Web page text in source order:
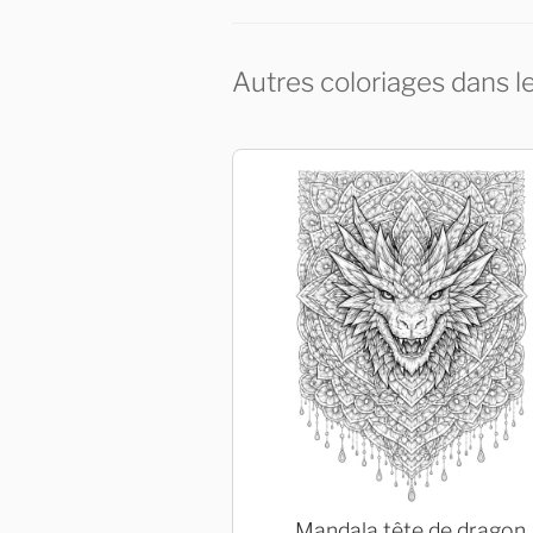
Autres coloriages dans